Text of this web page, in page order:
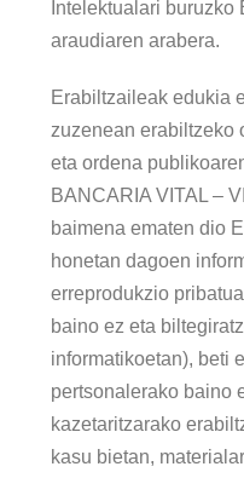
Intelektualari
araudiaren arabera.
Erabiltzaileak edukia
zuzenean erabiltzeko
eta ordena
BANCARIA VITAL –
baimena ematen dio
honetan dagoen
erreprodukzio
baino ez eta
informatikoetan), beti
pertsonalerako baino
kazetaritzarako
kasu bietan,